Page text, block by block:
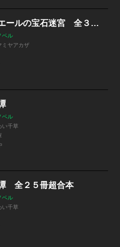
サン・ピエールの宝石迷宮 全３冊合本版
ベル
ミヤアカザ
ベル
い千草
全２５冊超合本
ベル
い千草